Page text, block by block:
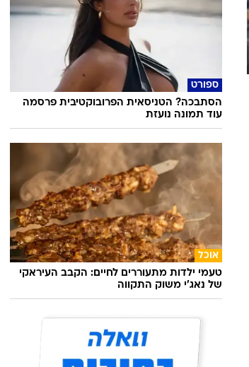
ספורט
הסתבכה? הטניסאית הפרובוקטיבית פרסמה
עוד תמונה נועזת
אוכל
טעמי ילדות מתעוררים לחיים: הקבב העיראקי
של נאג׳י משוק התקווה